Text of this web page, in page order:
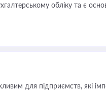
обліку та є
для підприємств, які